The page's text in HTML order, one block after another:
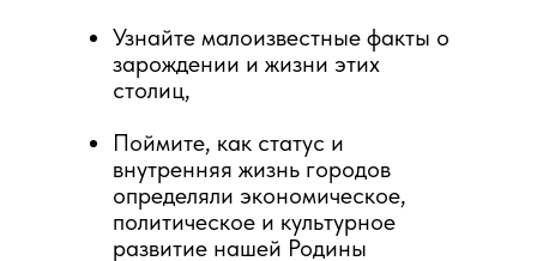
Узнайте малоизвестные факты о
зарождении и жизни этих
столиц,
Поймите, как статус и
внутренняя жизнь городов
определяли экономическое,
политическое и культурное
развитие нашей Родины